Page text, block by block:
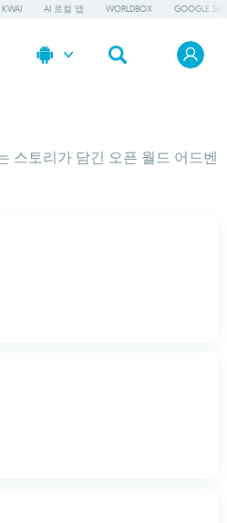
KWAI AI 로컬 앱 WORLDBOX GOOGLE
스토리가 담긴 오픈 월드 어드벤